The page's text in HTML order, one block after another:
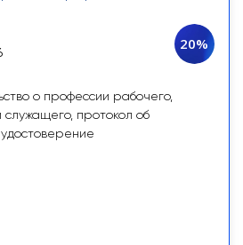
о профессии рабочего,
служащего, протокол об
20%